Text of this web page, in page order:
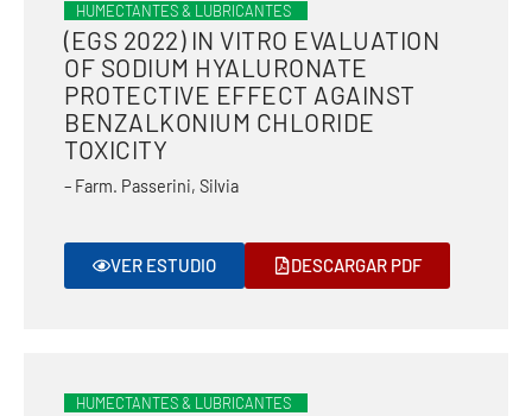
HUMECTANTES & LUBRICANTES
(EGS 2022) IN VITRO EVALUATION
OF SODIUM HYALURONATE
PROTECTIVE EFFECT AGAINST
BENZALKONIUM CHLORIDE
TOXICITY
– Farm. Passerini, Silvia
VER ESTUDIO DESCARGAR PDF
HUMECTANTES & LUBRICANTES